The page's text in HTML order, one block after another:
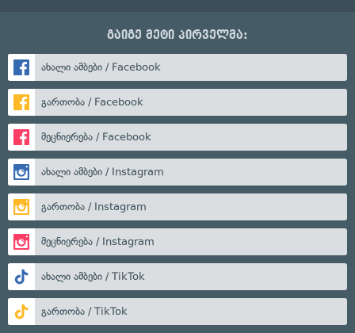
გაიგე მეტი პირველმა:
ახალი ამბები / Facebook
გართობა / Facebook
მეცნიერება / Facebook
ახალი ამბები / Instagram
გართობა / Instagram
მეცნიერება / Instagram
ახალი ამბები / TikTok
გართობა / TikTok